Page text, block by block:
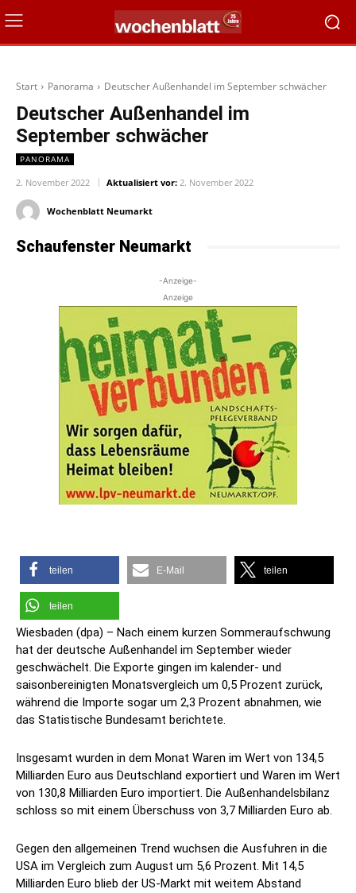
Start Panorama Deutscher Außenhandel im September schwächer
Deutscher Außenhandel im
September schwächer
PANORAMA
2. November 2022 Aktualisiert vor: 2. November 2022
Wochenblatt Neumarkt
Schaufenster Neumarkt
-Anzeige-
Anzeige
teilen E-Mail teilen
teilen
Wiesbaden (dpa) – Nach einem kurzen Sommeraufschwung
hat der deutsche Außenhandel im September wieder
geschwächelt. Die Exporte gingen im kalender- und
saisonbereinigten Monatsvergleich um 0,5 Prozent zurück,
während die Importe sogar um 2,3 Prozent abnahmen, wie
das Statistische Bundesamt berichtete.
Insgesamt wurden in dem Monat Waren im Wert von 134,5
Milliarden Euro aus Deutschland exportiert und Waren im Wert
von 130,8 Milliarden Euro importiert. Die Außenhandelsbilanz
schloss so mit einem Überschuss von 3,7 Milliarden Euro ab.
Gegen den allgemeinen Trend wuchsen die Ausfuhren in die
USA im Vergleich zum August um 5,6 Prozent. Mit 14,5
Milliarden Euro blieb der US-Markt mit weitem Abstand